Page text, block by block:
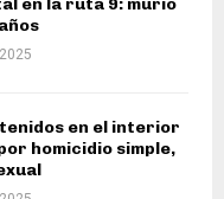
en el interior
homicidio simple,